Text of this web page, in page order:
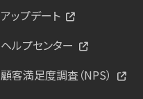
アップデート
ヘルプセンター
顧客満足度調査（NPS）